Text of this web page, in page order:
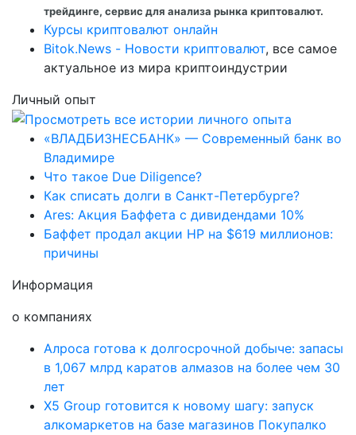
трейдинге, сервис для анализа рынка криптовалют.
Курсы криптовалют онлайн
Bitok.News - Новости криптовалют, все самое
актуальное из мира криптоиндустрии
Личный опыт
«ВЛАДБИЗНЕСБАНК» — Современный банк во
Владимире
Что такое Due Diligence?
Как списать долги в Санкт-Петербурге?
Ares: Акция Баффета с дивидендами 10%
Баффет продал акции HP на $619 миллионов:
причины
Информация
о компаниях
Алроса готова к долгосрочной добыче: запасы
в 1,067 млрд каратов алмазов на более чем 30
лет
X5 Group готовится к новому шагу: запуск
алкомаркетов на базе магазинов Покупалко